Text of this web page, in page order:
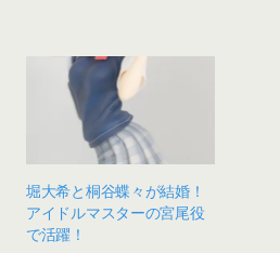
堀大希と桐谷蝶々が結婚！
アイドルマスターの宮尾役
で活躍！